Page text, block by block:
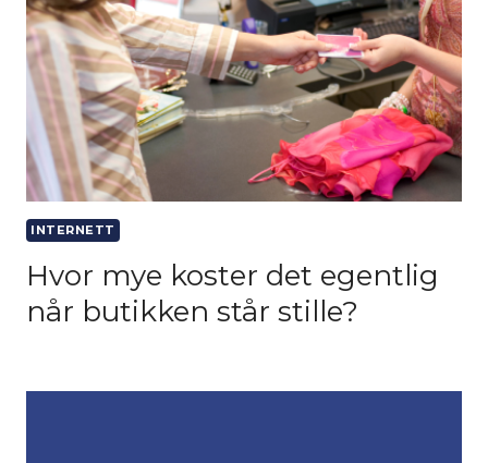
INTERNETT
Hvor mye koster det egentlig
når butikken står stille?